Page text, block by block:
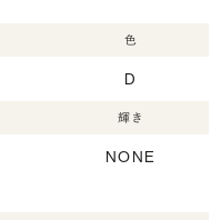
色
D
輝き
NONE